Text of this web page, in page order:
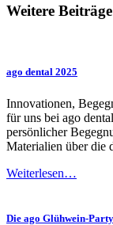
Weitere Beiträge
ago dental 2025
Innovationen,
für uns bei ago
persönlicher
Materialien über die
Weiterlesen…
Die ago Glühwein-